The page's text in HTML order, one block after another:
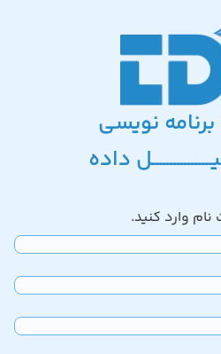
نویسی
داده
نام وارد کنید.